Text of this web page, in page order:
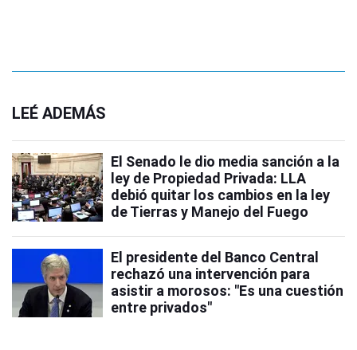
LEÉ ADEMÁS
El Senado le dio media sanción a la
ley de Propiedad Privada: LLA
debió quitar los cambios en la ley
de Tierras y Manejo del Fuego
El presidente del Banco Central
rechazó una intervención para
asistir a morosos: "Es una cuestión
entre privados"